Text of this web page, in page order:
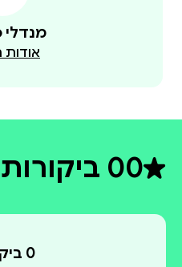
מנדלי
אודות
0דירוג ממוצע 0
0 ביקורות
0 ביקורות